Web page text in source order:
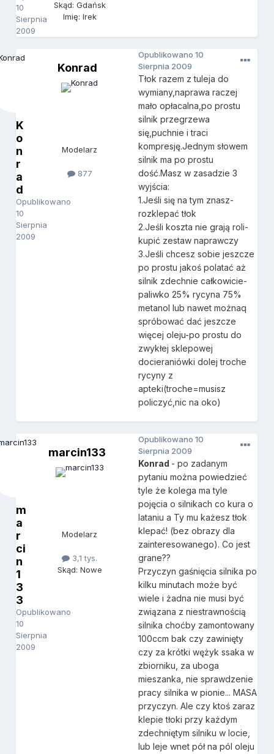
10
Sierpnia
2009
Skąd: Gdańsk
Imię: Irek
K
o
n
r
a
d
Opublikowano
10
Sierpnia
2009
Konrad
Modelarz
877
Opublikowano10
Sierpnia 2009
Tłok razem z tuleja do
wymiany,naprawa raczej
mało opłacalna,po prostu
silnik przegrzewa
się,puchnie i traci
kompresję.Jednym słowem
silnik ma po prostu
dość.Masz w zasadzie 3
wyjścia:
1.Jeśli się na tym znasz-
rozklepać tłok
2.Jeśli koszta nie grają roli-
kupić zestaw naprawczy
3.Jeśli chcesz sobie jeszcze
po prostu jakoś polatać aż
silnik zdechnie całkowicie-
paliwko 25% rycyna 75%
metanol lub nawet możnaq
spróbować dać jeszcze
więcej oleju-po prostu do
zwykłej sklepowej
docieraniówki dolej troche
rycyny z
apteki(troche=musisz
policzyć,nic na oko)
m
a
r
ci
n
1
3
3
Opublikowano
10
Sierpnia
2009
marcin133
Modelarz
3,1 tys.
Skąd: Nowe
Opublikowano10
Sierpnia 2009
Konrad - po zadanym
pytaniu można powiedzieć
tyle że kolega ma tyle
pojęcia o silnikach co kura o
lataniu a Ty mu każesz tłok
klepać! (bez obrazy dla
zainteresowanego). Co jest
grane??
Przyczyn gaśnięcia silnika po
kilku minutach może być
wiele i żadna nie musi być
związana z niestrawnością
silnika choćby zamontowany
100ccm bak czy zawinięty
czy za krótki wężyk ssaka w
zbiorniku, za uboga
mieszanka, nie sprawdzenie
pracy silnika w pionie... MASA
przyczyn. Ale czy ktoś zaraz
klepie tłoki przy każdym
zdechniętym silniku w locie,
lub leje wnet pół na pól oleju